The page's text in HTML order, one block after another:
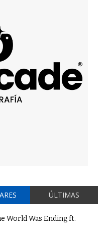
ÚLTIMAS
World Was Ending ft.